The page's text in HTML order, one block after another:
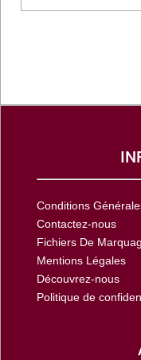
Conditions
Contactez-nous
Fichiers De
Mentions Légales
Découvrez-nous
Politique de